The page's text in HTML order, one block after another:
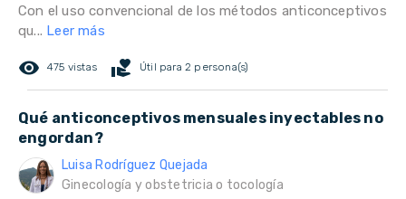
Con el uso convencional de los métodos anticonceptivos
qu... Leer más
remove_red_eye 475 vistas volunteer_activism Útil para 2 persona(s)
Qué anticonceptivos mensuales inyectables no
engordan?
Luisa Rodríguez Quejada
Ginecología y obstetricia o tocología